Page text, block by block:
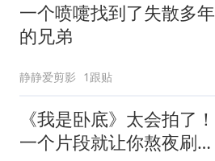
一个喷嚏找到了失散多年
的兄弟
静静爱剪影 1跟贴
《我是卧底》太会拍了！
一个片段就让你熬夜刷完